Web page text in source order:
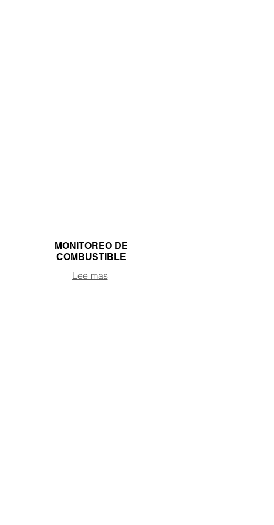
MONITOREO DE
COMBUSTIBLE
Lee mas